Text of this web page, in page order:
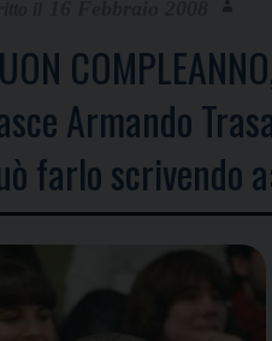
Armando
farlo scrivendo